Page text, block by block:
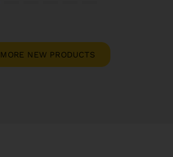
MORE NEW PRODUCTS